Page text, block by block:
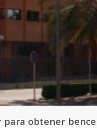
obtener